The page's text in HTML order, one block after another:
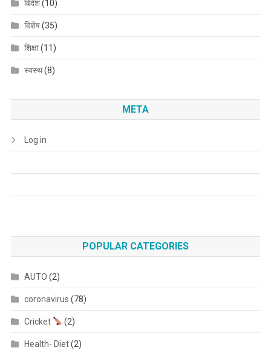
विदेश(10)
विशेष(35)
शिक्षा(11)
स्वस्थ(8)
META
Log in
POPULAR CATEGORIES
AUTO (2)
coronavirus (78)
Cricket (2)
Health- Diet(2)